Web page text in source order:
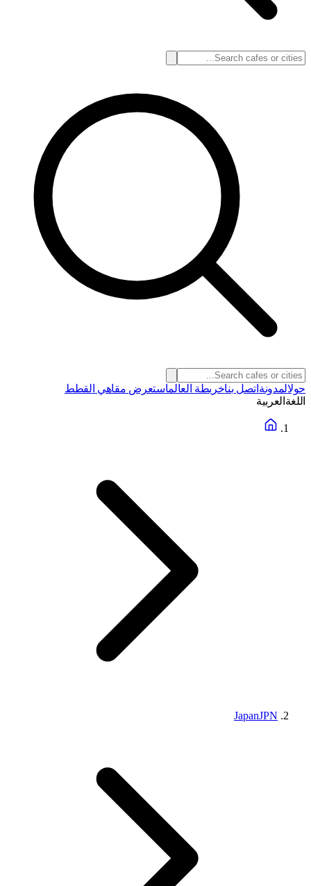
حولالمدونة اتصل بناخريطة العالماستعرض مقاهي القطط
اللغة العربية
JapanJPN